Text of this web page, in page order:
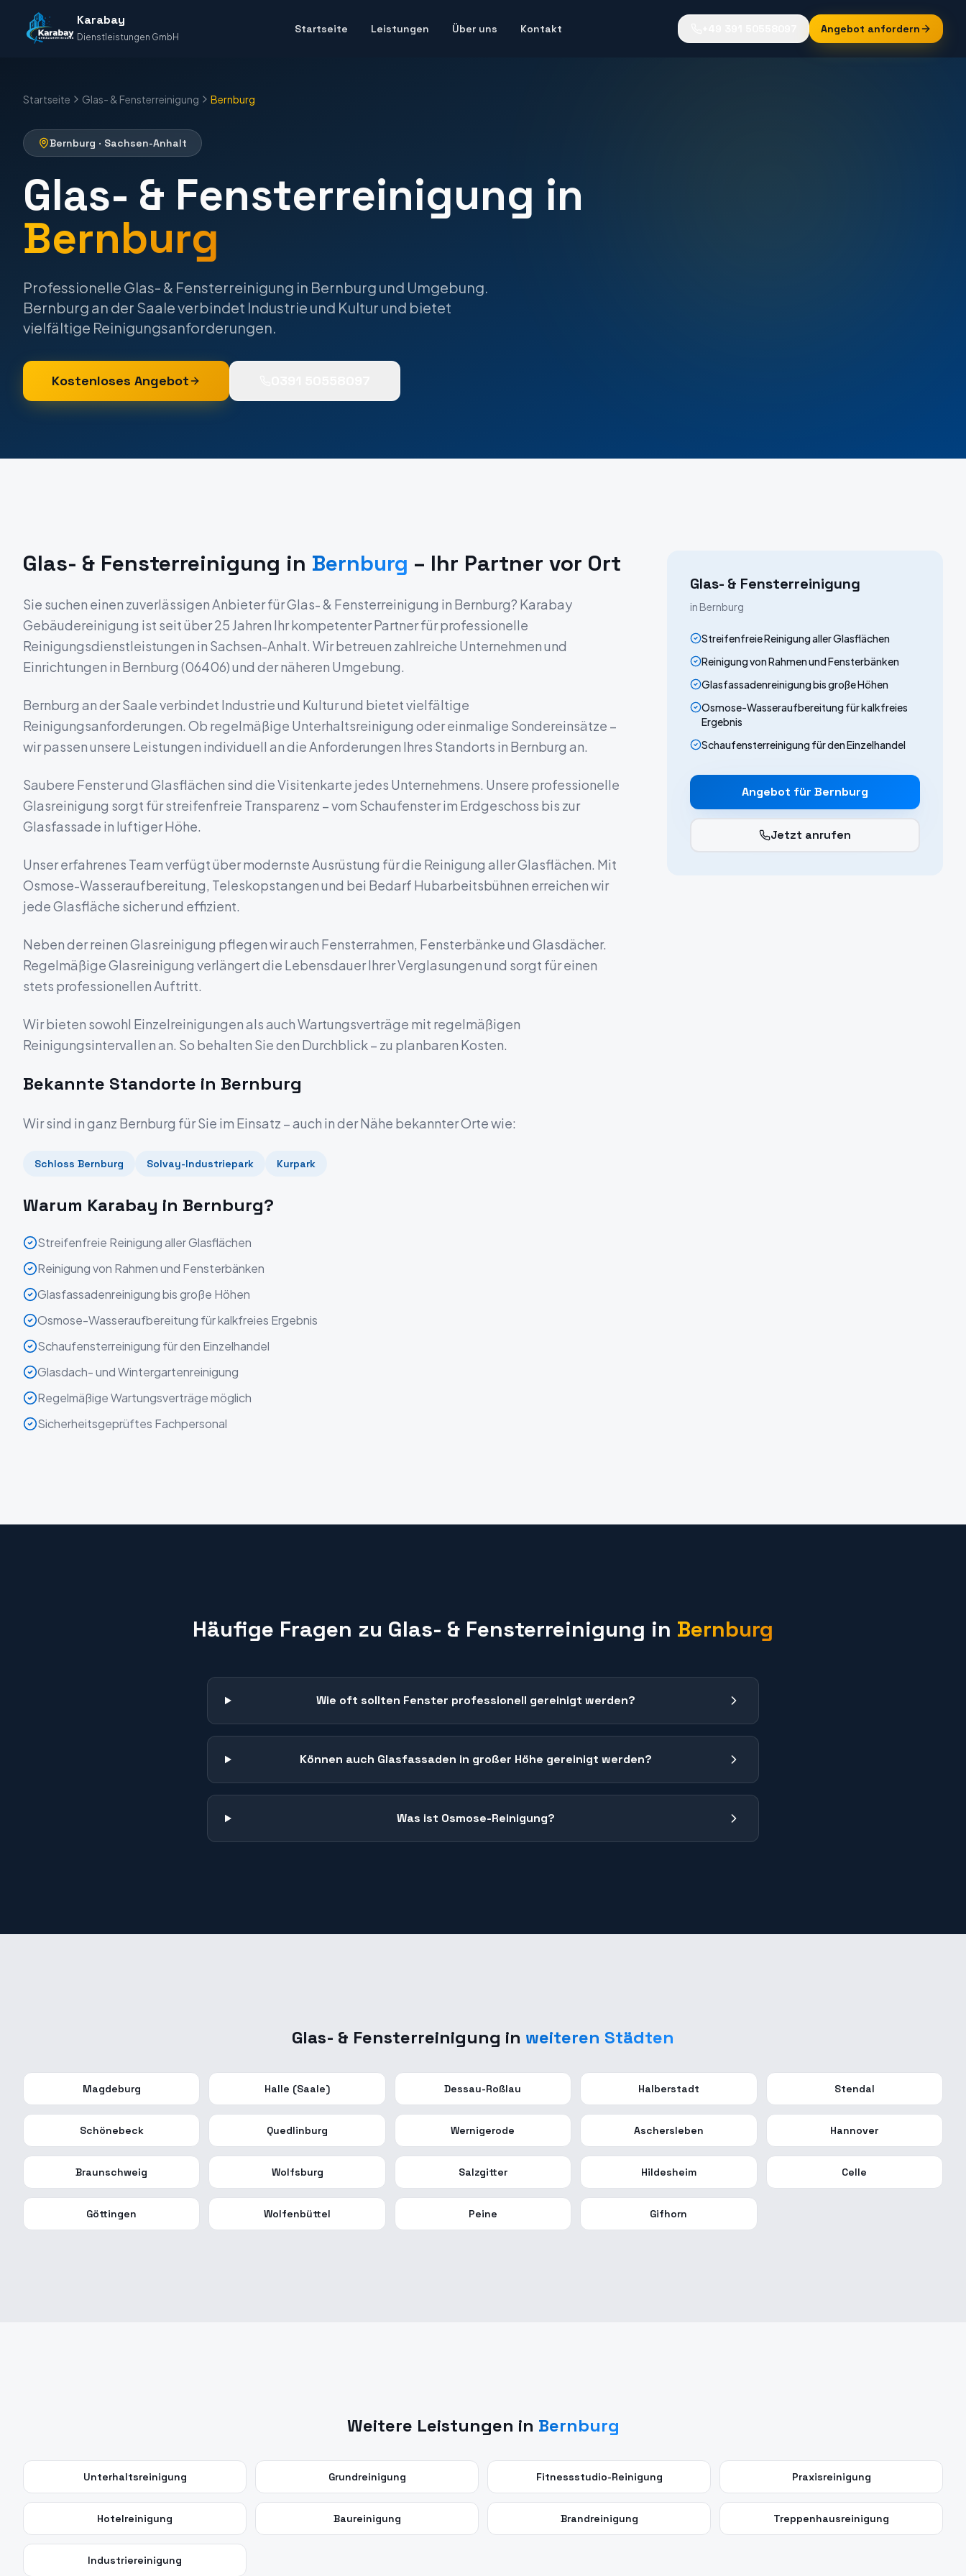
Karabay
Dienstleistungen GmbH
Startseite Leistungen Über uns Kontakt Angebot anfordern
Startseite Glas- & Fensterreinigung Bernburg
Bernburg · Sachsen-Anhalt
Glas- & Fensterreinigung in
Bernburg
Professionelle Glas- & Fensterreinigung in Bernburg und Umgebung.
Bernburg an der Saale verbindet Industrie und Kultur und bietet
vielfältige Reinigungsanforderungen.
Kostenloses Angebot
Glas- & Fensterreinigung in Bernburg – Ihr Partner vor Ort
Sie suchen einen zuverlässigen Anbieter fürGlas- & Fensterreinigung in Bernburg? Karabay
Gebäudereinigung ist seit über 25 Jahren Ihr kompetenter Partner für professionelle
Reinigungsdienstleistungen in Sachsen-Anhalt. Wir betreuen zahlreiche Unternehmen und
Einrichtungen in Bernburg (06406) und der näheren Umgebung.
Bernburg an der Saale verbindet Industrie und Kultur und bietet vielfältige
Reinigungsanforderungen. Ob regelmäßige Unterhaltsreinigung oder einmalige Sondereinsätze –
wir passen unsere Leistungen individuell an die Anforderungen Ihres Standorts in Bernburg an.
Saubere Fenster und Glasflächen sind die Visitenkarte jedes Unternehmens. Unsere professionelle
Glasreinigung sorgt für streifenfreie Transparenz – vom Schaufenster im Erdgeschoss bis zur
Glasfassade in luftiger Höhe.
Unser erfahrenes Team verfügt über modernste Ausrüstung für die Reinigung aller Glasflächen. Mit
Osmose-Wasseraufbereitung, Teleskopstangen und bei Bedarf Hubarbeitsbühnen erreichen wir
jede Glasfläche sicher und effizient.
Neben der reinen Glasreinigung pflegen wir auch Fensterrahmen, Fensterbänke und Glasdächer.
Regelmäßige Glasreinigung verlängert die Lebensdauer Ihrer Verglasungen und sorgt für einen
stets professionellen Auftritt.
Wir bieten sowohl Einzelreinigungen als auch Wartungsverträge mit regelmäßigen
Reinigungsintervallen an. So behalten Sie den Durchblick – zu planbaren Kosten.
Bekannte Standorte in Bernburg
Wir sind in ganz Bernburg für Sie im Einsatz – auch in der Nähe bekannter Orte wie:
Schloss Bernburg Solvay-Industriepark Kurpark
Warum Karabay in Bernburg?
Streifenfreie Reinigung aller Glasflächen
Reinigung von Rahmen und Fensterbänken
Glasfassadenreinigung bis große Höhen
Osmose-Wasseraufbereitung für kalkfreies Ergebnis
Schaufensterreinigung für den Einzelhandel
Glasdach- und Wintergartenreinigung
Regelmäßige Wartungsverträge möglich
Sicherheitsgeprüftes Fachpersonal
Glas- & Fensterreinigung
in Bernburg
Streifenfreie Reinigung aller Glasflächen
Reinigung von Rahmen und Fensterbänken
Glasfassadenreinigung bis große Höhen
Osmose-Wasseraufbereitung für kalkfreies
Ergebnis
Schaufensterreinigung für den Einzelhandel
Angebot für Bernburg
Jetzt anrufen
Häufige Fragen zu Glas- & Fensterreinigung in Bernburg
Wie oft sollten Fenster professionell gereinigt werden?
Können auch Glasfassaden in großer Höhe gereinigt werden?
Was ist Osmose-Reinigung?
Glas- & Fensterreinigung in weiteren Städten
Magdeburg Halle (Saale) Dessau-Roßlau Halberstadt Stendal
Schönebeck Quedlinburg Wernigerode Aschersleben Hannover
Braunschweig Wolfsburg Salzgitter Hildesheim Celle
Göttingen Wolfenbüttel Peine Gifhorn
Weitere Leistungen in Bernburg
Unterhaltsreinigung Grundreinigung Fitnessstudio-Reinigung Praxisreinigung
Hotelreinigung Baureinigung Brandreinigung Treppenhausreinigung
Industriereinigung